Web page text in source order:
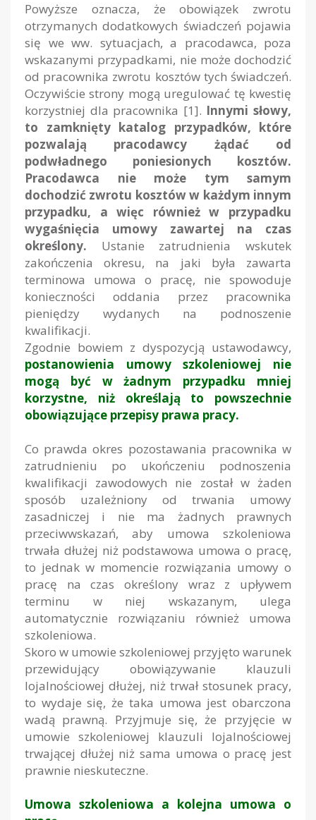
Powyższe oznacza, że obowiązek zwrotu
otrzymanych dodatkowych świadczeń pojawia
się we ww. sytuacjach, a pracodawca, poza
wskazanymi przypadkami, nie może dochodzić
od pracownika zwrotu kosztów tych świadczeń.
Oczywiście strony mogą uregulować tę kwestię
korzystniej dla pracownika [1]. Innymi słowy,
to zamknięty katalog przypadków, które
pozwalają pracodawcy żądać od
podwładnego poniesionych kosztów.
Pracodawca nie może tym samym
dochodzić zwrotu kosztów w każdym innym
przypadku, a więc również w przypadku
wygaśnięcia umowy zawartej na czas
określony. Ustanie zatrudnienia wskutek
zakończenia okresu, na jaki była zawarta
terminowa umowa o pracę, nie spowoduje
konieczności oddania przez pracownika
pieniędzy wydanych na podnoszenie
kwalifikacji.
Zgodnie bowiem z dyspozycją ustawodawcy,
postanowienia umowy szkoleniowej nie
mogą być w żadnym przypadku mniej
korzystne, niż określają to powszechnie
obowiązujące przepisy prawa pracy.
Co prawda okres pozostawania pracownika w
zatrudnieniu po ukończeniu podnoszenia
kwalifikacji zawodowych nie został w żaden
sposób uzależniony od trwania umowy
zasadniczej i nie ma żadnych prawnych
przeciwwskazań, aby umowa szkoleniowa
trwała dłużej niż podstawowa umowa o pracę,
to jednak w momencie rozwiązania umowy o
pracę na czas określony wraz z upływem
terminu w niej wskazanym, ulega
automatycznie rozwiązaniu również umowa
szkoleniowa.
Skoro w umowie szkoleniowej przyjęto warunek
przewidujący obowiązywanie klauzuli
lojalnościowej dłużej, niż trwał stosunek pracy,
to wydaje się, że taka umowa jest obarczona
wadą prawną. Przyjmuje się, że przyjęcie w
umowie szkoleniowej klauzuli lojalnościowej
trwającej dłużej niż sama umowa o pracę jest
prawnie nieskuteczne.
Umowa szkoleniowa a kolejna umowa o